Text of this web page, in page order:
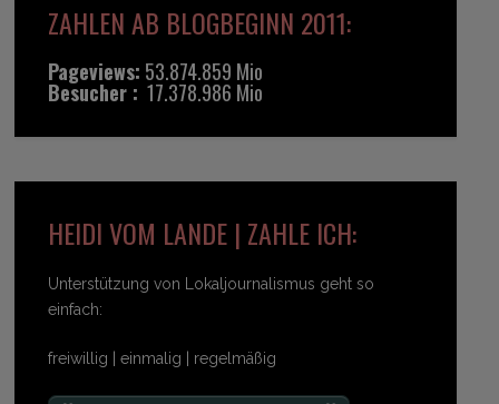
ZAHLEN AB BLOGBEGINN 2011:
Pageviews: 53.874.859 Mio
Besucher : 17.378.986 Mio
HEIDI VOM LANDE | ZAHLE ICH:
Unterstützung von Lokaljournalismus geht so
einfach:
freiwillig | einmalig | regelmäßig